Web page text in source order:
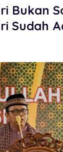
Bukan
Sudah